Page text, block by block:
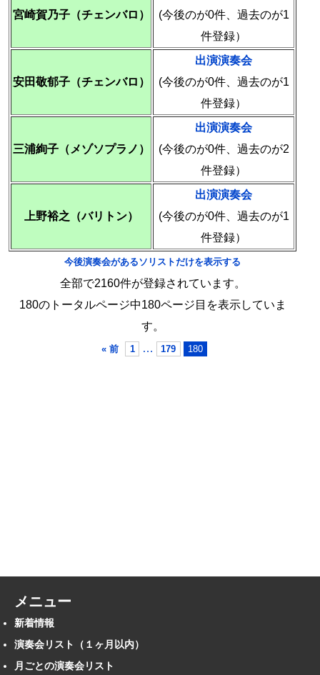
宮崎賀乃子（チェンバロ）
(今後のが0件、過去のが1
件登録）
安田敬郁子（チェンバロ）
出演演奏会
(今後のが0件、過去のが1
件登録）
三浦絢子（メゾソプラノ）
出演演奏会
(今後のが0件、過去のが2
件登録）
上野裕之（バリトン）
出演演奏会
(今後のが0件、過去のが1
件登録）
今後演奏会があるソリストだけを表示する
全部で2160件が登録されています。
180のトータルページ中180ページ目を表示していま
す。
« 前 1 … 179 180
メニュー
新着情報
演奏会リスト（１ヶ月以内）
月ごとの演奏会リスト